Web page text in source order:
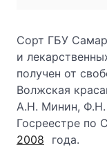
Сорт ГБУ
и
получен от
Волжская
А.Н. Минин,
Госреестре по
2008
года.